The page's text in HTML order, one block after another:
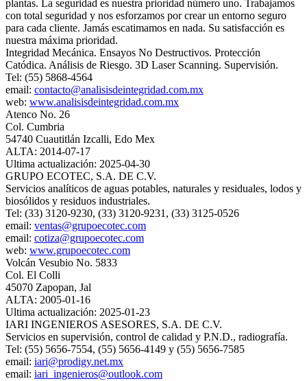
plantas. La seguridad es nuestra prioridad número uno. Trabajamos
con total seguridad y nos esforzamos por crear un entorno seguro
para cada cliente. Jamás escatimamos en nada. Su satisfacción es
nuestra máxima prioridad.
Integridad Mecánica. Ensayos No Destructivos. Protección
Catódica. Análisis de Riesgo. 3D Laser Scanning. Supervisión.
Tel: (55) 5868-4564
email: contacto@analisisdeintegridad.com.mx
web: www.analisisdeintegridad.com.mx
Atenco No. 26
Col. Cumbria
54740 Cuautitlán Izcalli, Edo Mex
ALTA: 2014-07-17
Ultima actualización: 2025-04-30
GRUPO ECOTEC, S.A. DE C.V.
Servicios analíticos de aguas potables, naturales y residuales, lodos y
biosólidos y residuos industriales.
Tel: (33) 3120-9230, (33) 3120-9231, (33) 3125-0526
email: ventas@grupoecotec.com
email: cotiza@grupoecotec.com
web: www.grupoecotec.com
Volcán Vesubio No. 5833
Col. El Colli
45070 Zapopan, Jal
ALTA: 2005-01-16
Ultima actualización: 2025-01-23
IARI INGENIEROS ASESORES, S.A. DE C.V.
Servicios en supervisión, control de calidad y P.N.D., radiografía.
Tel: (55) 5656-7554, (55) 5656-4149 y (55) 5656-7585
email: iari@prodigy.net.mx
email: iari_ingenieros@outlook.com